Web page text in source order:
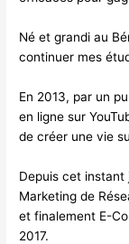
Né et grandi au
continuer mes
En 2013, par un
en ligne sur
de créer une vie
Depuis cet instant
Marketing de
et finalement E-
2017.